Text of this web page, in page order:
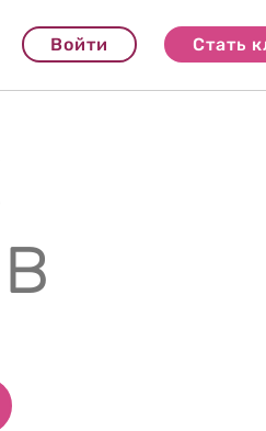
Войти Стать